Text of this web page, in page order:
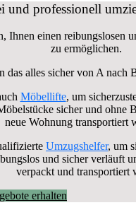
und professionell
Ihnen einen reibungslosen
zu ermöglichen.
das alles sicher von A nach
Möbellifte, um
sicher und ohne
neue Wohnung transportiert
Umzugshelfer, um
und sicher verläuft
verpackt und transportiert
erhalten